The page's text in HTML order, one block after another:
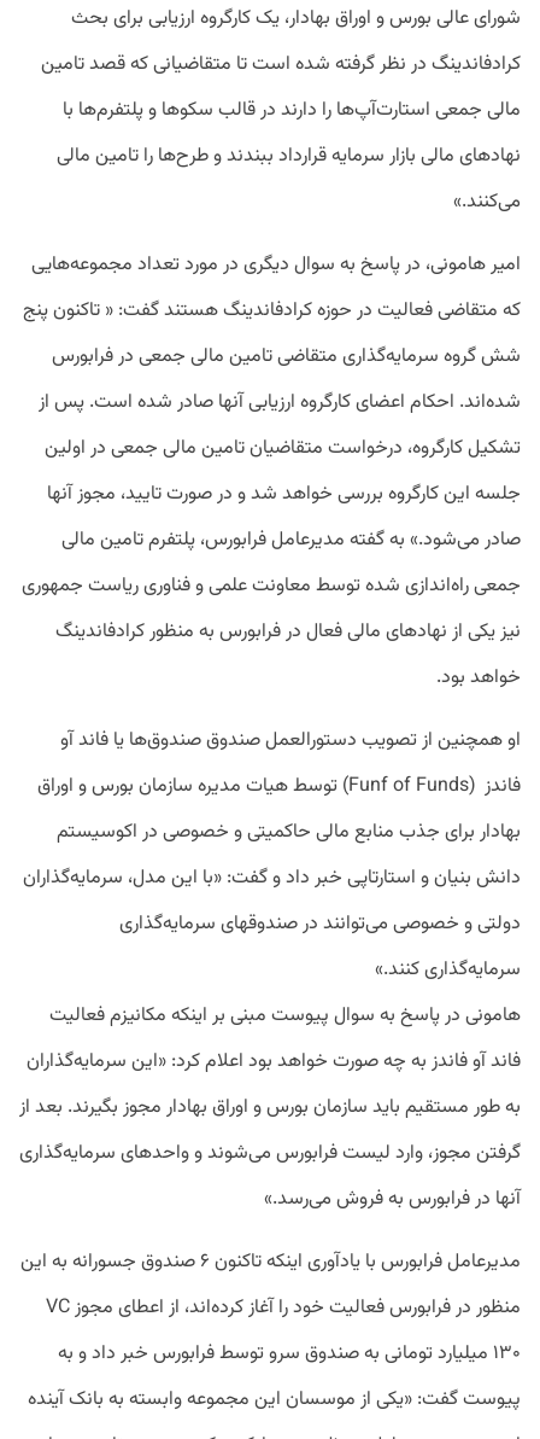
شورای عالی بورس و اوراق بهادار، یک کارگروه ارزیابی برای بحث
کرادفاندینگ در نظر گرفته شده است تا متقاضیانی که قصد تامین
مالی جمعی استارت‌آپ‌ها را دارند در قالب سکوها و پلتفرم‌ها با
نهادهای مالی بازار سرمایه قرارداد ببندند و طرح‌ها را تامین مالی
می‌کنند.»
امیر هامونی، در پاسخ به سوال دیگری در مورد تعداد مجموعه‌هایی
که متقاضی فعالیت در حوزه کرادفاندینگ هستند گفت: « تاکنون پنج
شش گروه سرمایه‌گذاری متقاضی تامین مالی جمعی در فرابورس
شده‌اند. احکام اعضای کارگروه ارزیابی آنها صادر شده است. پس از
تشکیل کارگروه، درخواست متقاضیان تامین مالی جمعی در اولین
جلسه این کارگروه بررسی خواهد شد و در صورت تایید، مجوز آنها
صادر می‌شود.» به گفته مدیرعامل فرابورس، پلتفرم تامین مالی
جمعی راه‌اندازی شده توسط معاونت علمی و فناوری ریاست جمهوری
نیز یکی از نهادهای مالی فعال در فرابورس به منظور کرادفاندینگ
خواهد بود.
او همچنین از تصویب دستورالعمل صندوق صندوق‌ها یا فاند آو‌
فاندز (Funf of Funds) توسط هیات مدیره سازمان بورس و اوراق
بهادار برای جذب منابع مالی حاکمیتی و خصوصی در اکوسیستم
دانش بنیان و استارتاپی خبر داد و گفت: «با این مدل، سرمایه‌گذاران
دولتی و خصوصی می‌توانند در صندوقهای سرمایه‌گذاری
سرمایه‌گذاری کنند.»
هامونی در پاسخ به سوال پیوست مبنی بر اینکه مکانیزم فعالیت
فاند آو فاندز به چه صورت خواهد بود اعلام کرد:‌ «این سرمایه‌گذاران
به طور مستقیم باید سازمان بورس و اوراق بهادار مجوز بگیرند. بعد از
گرفتن مجوز، وارد لیست فرابورس می‌شوند و واحدهای سرمایه‌‌گذاری
آنها در فرابورس به فروش می‌رسد.»
مدیرعامل فرابورس با یادآوری اینکه تاکنون ۶ صندوق جسورانه به این
منظور در فرابورس فعالیت خود را آغاز کرده‌اند، از اعطای مجوز VC
۱۳۰ میلیارد تومانی به صندوق سرو توسط فرابورس خبر داد و به
پیوست گفت: «یکی از موسسان این مجموعه وابسته به بانک آینده